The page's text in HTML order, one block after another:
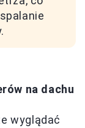
na dachu
wyglądać